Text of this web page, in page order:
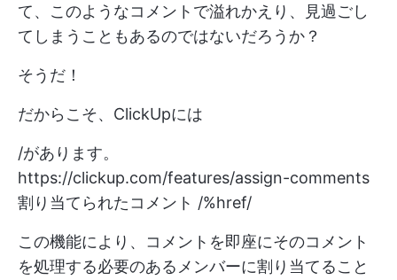
て、このようなコメントで溢れかえり、見過ごし
てしまうこともあるのではないだろうか？
そうだ！
だからこそ、ClickUpには
/があります。
https://clickup.com/features/assign-comments
割り当てられたコメント /%href/
この機能により、コメントを即座にそのコメント
を処理する必要のあるメンバーに割り当てること